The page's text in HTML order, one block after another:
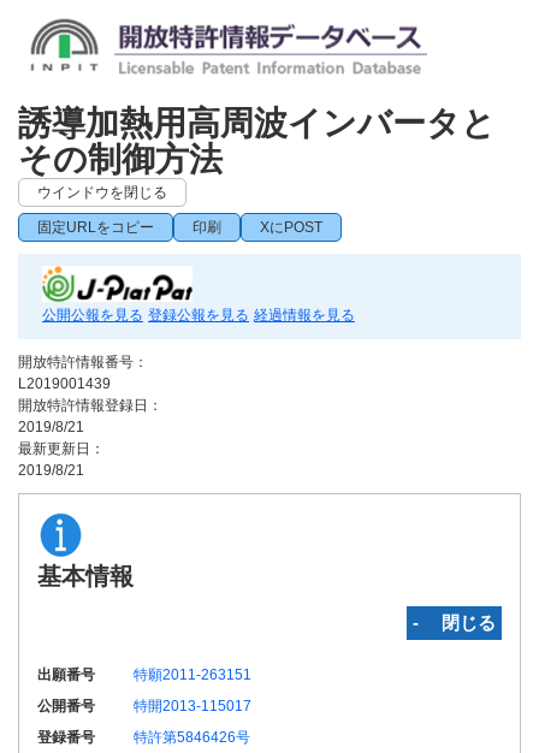
誘導加熱用高周波インバータと
その制御方法
ウインドウを閉じる
固定URLをコピー 印刷 XにPOST
公開公報を見る 登録公報を見る 経過情報を見る
開放特許情報番号：
L2019001439
開放特許情報登録日：
2019/8/21
最新更新日：
2019/8/21
基本情報
‐ 閉じる
出願番号
特願2011-263151
公開番号
特開2013-115017
登録番号
特許第5846426号